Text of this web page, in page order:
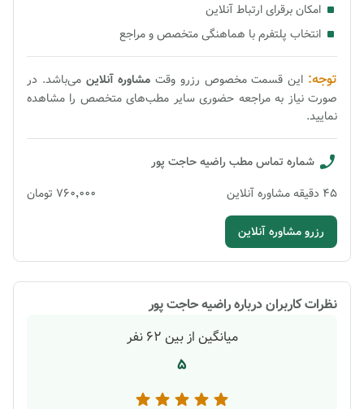
امکان برقرای ارتباط آنلاین
انتخاب پلتفرم با هماهنگی متخصص و مراجع
توجه: این قسمت مخصوص رزرو وقت مشاورهآنلاین می‌باشد. در
صورت نیاز به مراجعه حضوری سایر مطب‌های متخصص را مشاهده
نمایید.
شماره تماس مطب راضیه حاجت پور
45 دقیقهمشاوره آنلاین ۷۶۰٬۰۰۰ تومان
رزرو مشاوره آنلاین
نظرات کاربران دربارهراضیه حاجت پور
میانگین از بین 62 نفر
5